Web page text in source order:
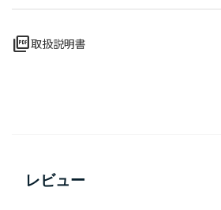
picture_as_pdf取扱説明書
レビュー